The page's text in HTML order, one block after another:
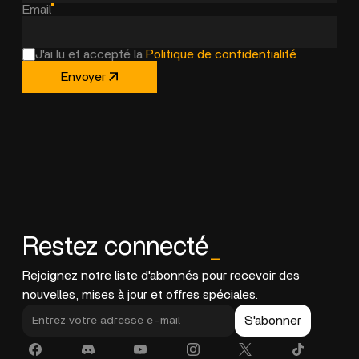
Email
J'ai lu et accepté la Politique de confidentialité
Envoyer
Restez connecté
Rejoignez notre liste d'abonnés pour recevoir des
nouvelles, mises à jour et offres spéciales.
S'abonner